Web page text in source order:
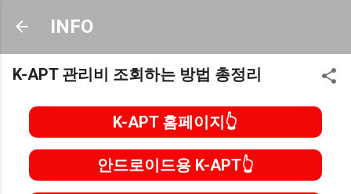
INFO
K-APT 관리비 조회하는 방법 총정리
K-APT 홈페이지
안드로이드용 K-APT